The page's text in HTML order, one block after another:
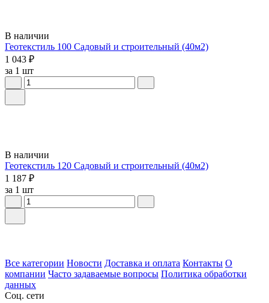
В наличии
Геотекстиль 100 Садовый и строительный (40м2)
1 043 ₽
за 1 шт
В наличии
Геотекстиль 120 Садовый и строительный (40м2)
1 187 ₽
за 1 шт
Все категории Новости Доставка и оплата Контакты О
компании Часто задаваемые вопросы Политика обработки
данных
Соц. сети